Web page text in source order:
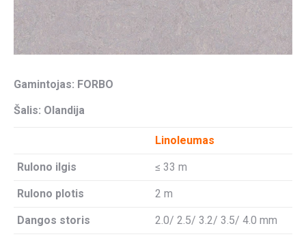
Gamintojas: FORBO
Šalis: Olandija
Linoleumas
Rulono ilgis ≤ 33 m
Rulono plotis 2 m
Dangos storis 2.0/ 2.5/ 3.2/ 3.5/ 4.0 mm